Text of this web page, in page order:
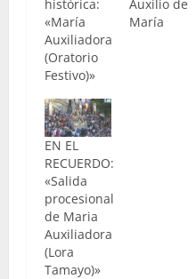
histórica:
«María
Auxiliadora
(Oratorio
Festivo)»
Auxilio de
María
EN EL
RECUERDO:
«Salida
procesional
de Maria
Auxiliadora
(Lora
Tamayo)»